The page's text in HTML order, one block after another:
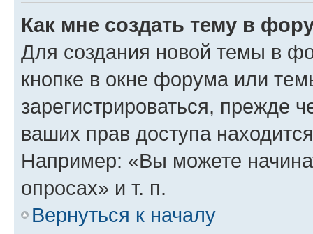
Как мне создать тему в
Для создания новой темы в
кнопке в окне форума или
зарегистрироваться, прежде
ваших прав доступа
Например: «Вы можете
опросах» и т. п.
Вернуться к началу